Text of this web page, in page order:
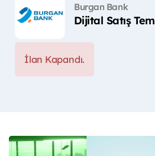
Burgan Bank
Dijital Satış
İlan Kapandı.